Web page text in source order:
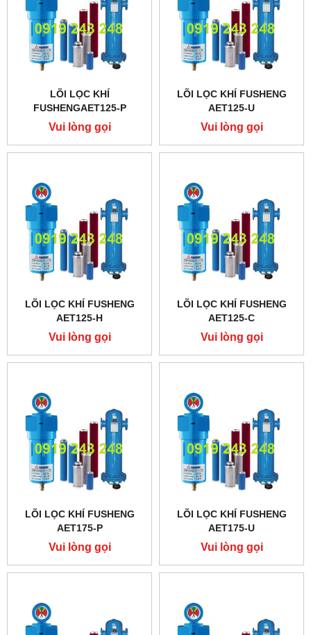
LÕI LỌC KHÍ
FUSHENGAET125-P
Vui lòng gọi
LÕI LỌC KHÍ FUSHENG
AET125-U
Vui lòng gọi
LÕI LỌC KHÍ FUSHENG
AET125-H
Vui lòng gọi
LÕI LỌC KHÍ FUSHENG
AET125-C
Vui lòng gọi
LÕI LỌC KHÍ FUSHENG
AET175-P
Vui lòng gọi
LÕI LỌC KHÍ FUSHENG
AET175-U
Vui lòng gọi